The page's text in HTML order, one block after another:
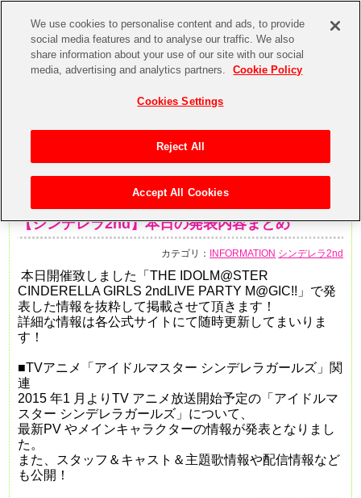
【シンデレラ2nd】本日の発表内容まとめ
カテゴリ： INFORMATION シンデレラ2nd
本日開催致しました「 THE IDOLM@STER
CINDERELLA GIRLS 2ndLIVE PARTY M@GIC!! 」で発
表した情報を抜粋して掲載させて頂きます！
詳細な情報は各公式サイトにて随時更新してまいりま
す！
■TVアニメ「アイドルマスター シンデレラガールズ」関
連
2015 年1 月より TV アニメ放送開始予定の「アイドルマ
スター シンデレラガールズ」について、
最新PV やメインキャラクターの情報が発表となりまし
た。
また、スタッフ＆キャスト＆主題歌情報や配信情報など
も公開！
We use cookies to personalise content and ads, to provide
social media features and to analyse our traffic. We also
share information about your use of our site with our social
media, advertising and analytics partners.
Cookie Policy
Cookies Settings
Reject All
Accept All Cookies